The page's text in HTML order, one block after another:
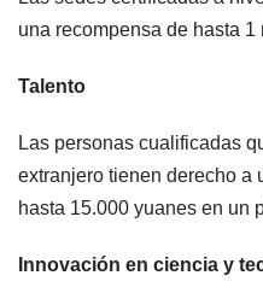
una recompensa de hasta 1
Talento
Las personas cualificadas
extranjero tienen derecho a
hasta 15.000 yuanes en un
Innovación en ciencia y